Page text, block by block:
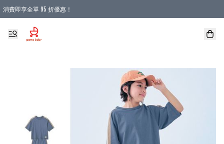
消費即享全單 95 折優惠！
購物滿 HKD 900.00即享免運費優惠！（適用於 本地送貨、本地取貨 )